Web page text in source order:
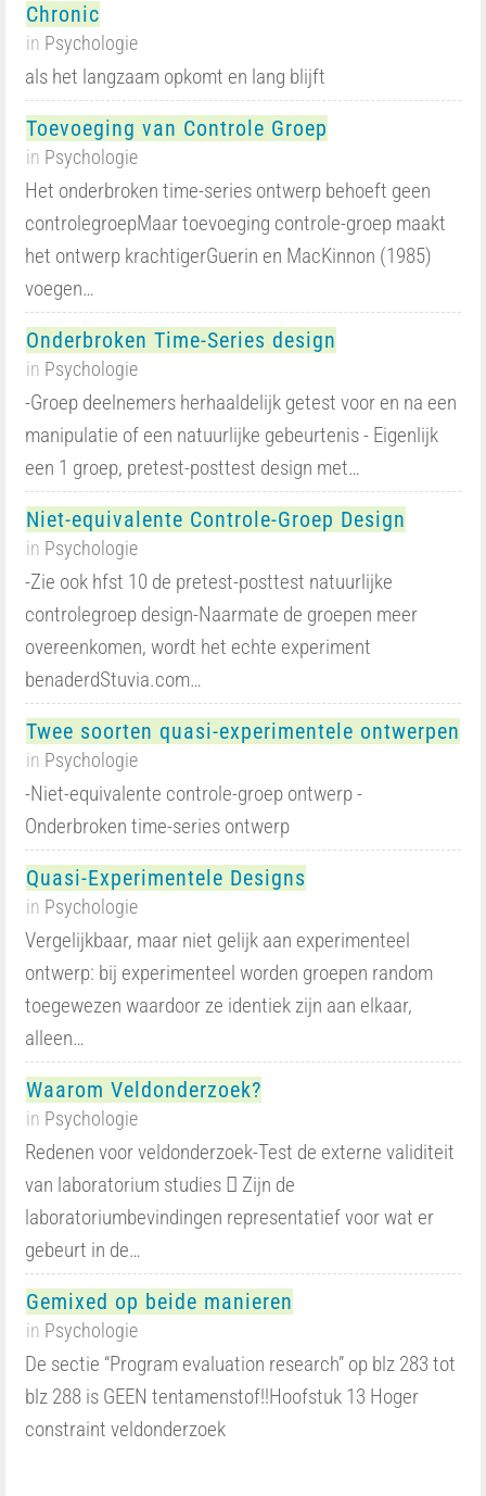
Chronic
in Psychologie
als het langzaam opkomt en lang blijft
Toevoeging van Controle Groep
in Psychologie
Het onderbroken time-series ontwerp behoeft geen
controlegroepMaar toevoeging controle-groep maakt
het ontwerp krachtigerGuerin en MacKinnon (1985)
voegen…
Onderbroken Time-Series design
in Psychologie
-Groep deelnemers herhaaldelijk getest voor en na een
manipulatie of een natuurlijke gebeurtenis - Eigenlijk
een 1 groep, pretest-posttest design met…
Niet-equivalente Controle-Groep Design
in Psychologie
-Zie ook hfst 10 de pretest-posttest natuurlijke
controlegroep design-Naarmate de groepen meer
overeenkomen, wordt het echte experiment
benaderdStuvia.com…
Twee soorten quasi-experimentele ontwerpen
in Psychologie
-Niet-equivalente controle-groep ontwerp -
Onderbroken time-series ontwerp
Quasi-Experimentele Designs
in Psychologie
Vergelijkbaar, maar niet gelijk aan experimenteel
ontwerp: bij experimenteel worden groepen random
toegewezen waardoor ze identiek zijn aan elkaar,
alleen…
Waarom Veldonderzoek?
in Psychologie
Redenen voor veldonderzoek-Test de externe validiteit
van laboratorium studies  Zijn de
laboratoriumbevindingen representatief voor wat er
gebeurt in de…
Gemixed op beide manieren
in Psychologie
De sectie “Program evaluation research” op blz 283 tot
blz 288 is GEEN tentamenstof!!Hoofstuk 13 Hoger
constraint veldonderzoek